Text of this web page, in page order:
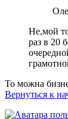
Не,мой
раз в 20
То можна
Вернуться к